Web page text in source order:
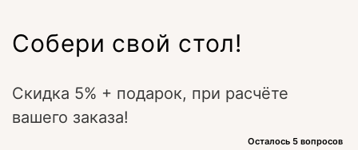
Собери свой стол!
Скидка 5% + подарок, при расчёте
вашего заказа!
Осталось 5 вопросов